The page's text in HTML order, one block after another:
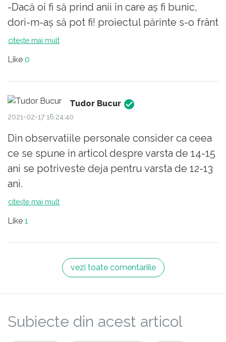
-Dacă oi fi să prind anii în care aș fi bunic,
dori-m-aș să pot fi! proiectul părinte s-o frânt
prin moartea unui segment.
citește mai mult
Like 0
Tudor Bucur
2021-02-17 16:24:40
Din observatiile personale consider ca ceea
ce se spune in articol despre varsta de 14-15
ani se potriveste deja pentru varsta de 12-13
ani.
citește mai mult
Like 1
vezi toate comentariile
Subiecte din acest articol